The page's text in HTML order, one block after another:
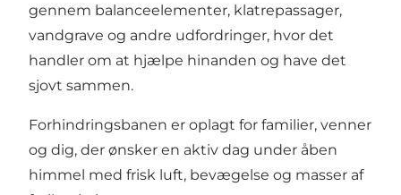
gennem balanceelementer, klatrepassager,
vandgrave og andre udfordringer, hvor det
handler om at hjælpe hinanden og have det
sjovt sammen.
Forhindringsbanen er oplagt for familier, venner
og dig, der ønsker en aktiv dag under åben
himmel med frisk luft, bevægelse og masser af